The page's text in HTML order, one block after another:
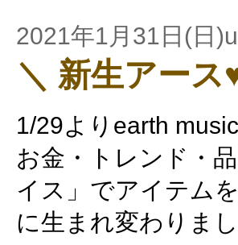
2021年1月31日(日
＼ 新生アース
1/29よりearth
お金・トレンド・
イス」でアイテム
に生まれ変わりまし